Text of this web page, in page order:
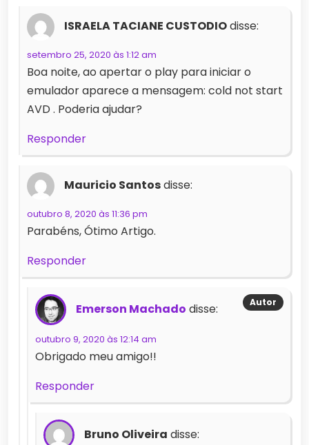
ISRAELA TACIANE CUSTODIOdisse:
setembro 25, 2020 às 1:12 am
Boa noite, ao apertar o play para iniciar o
emulador aparece a mensagem: cold not start
AVD . Poderia ajudar?
Responder
Mauricio Santosdisse:
outubro 8, 2020 às 11:36 pm
Parabéns, Ótimo Artigo.
Responder
Emerson Machado disse:
outubro 9, 2020 às 12:14 am
Obrigado meu amigo!!
Responder
Bruno Oliveira disse: